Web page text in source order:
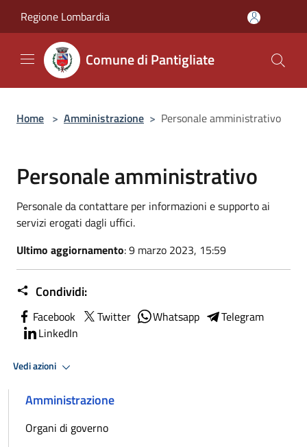
Regione Lombardia
Comune di Pantigliate
Home > Amministrazione > Personale amministrativo
Personale amministrativo
Personale da contattare per informazioni e supporto ai
servizi erogati dagli uffici.
Ultimo aggiornamento: 9 marzo 2023, 15:59
Condividi:
Facebook Twitter Whatsapp
Telegram
LinkedIn
Vedi azioni
Amministrazione
Organi di governo